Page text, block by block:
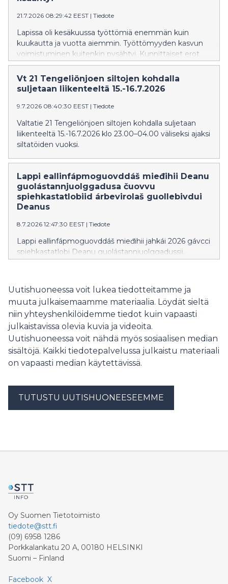
21.7.2026 08:29:42 EEST | Tiedote
Lapissa oli kesäkuussa työttömiä enemmän kuin
kuukautta ja vuotta aiemmin. Työttömyyden kasvun
voimistuminen kuitenkin pysähtyi. Kunnittaiset erot
työttömyydessä ovat edelleen huomattavia.
Palveluihin osallistuvien määrä kasvoi vuodentakaiseen
verrattuna.
Vt 21 Tengeliönjoen siltojen kohdalla
suljetaan liikenteeltä 15.-16.7.2026
9.7.2026 08:40:30 EEST | Tiedote
Valtatie 21 Tengeliönjoen siltojen kohdalla suljetaan
liikenteeltä 15.-16.7.2026 klo 23.00–04.00 väliseksi ajaksi
siltatöiden vuoksi.
Lappi eallinfápmoguovddáš mieđihii Deanu
guolástannjuolggadusa čuovvu
spiehkastatlobiid árbevirolaš guollebivdui
Deanus
8.7.2026 12:47:30 EEST | Tiedote
Lappi eallinfápmoguovddáš mieđihii jahkái 2026 gávcci
spiehkastatlobi Deanu guolástannjuolggadussii.
Spiehkastatlobi lea vejolaš ohcat guollebivdui
Uutishuoneessa voit lukea tiedotteitamme ja
muuta julkaisemaamme materiaalia. Löydät sieltä
niin yhteyshenkilöidemme tiedot kuin vapaasti
julkaistavissa olevia kuvia ja videoita.
Uutishuoneessa voit nähdä myös sosiaalisen median
sisältöjä. Kaikki tiedotepalvelussa julkaistu materiaali
on vapaasti median käytettävissä.
TUTUSTU UUTISHUONEESEEMME
Oy Suomen Tietotoimisto
tiedote@stt.fi
(09) 6958 1286
Porkkalankatu 20 A, 00180 HELSINKI
Suomi – Finland
Facebook X